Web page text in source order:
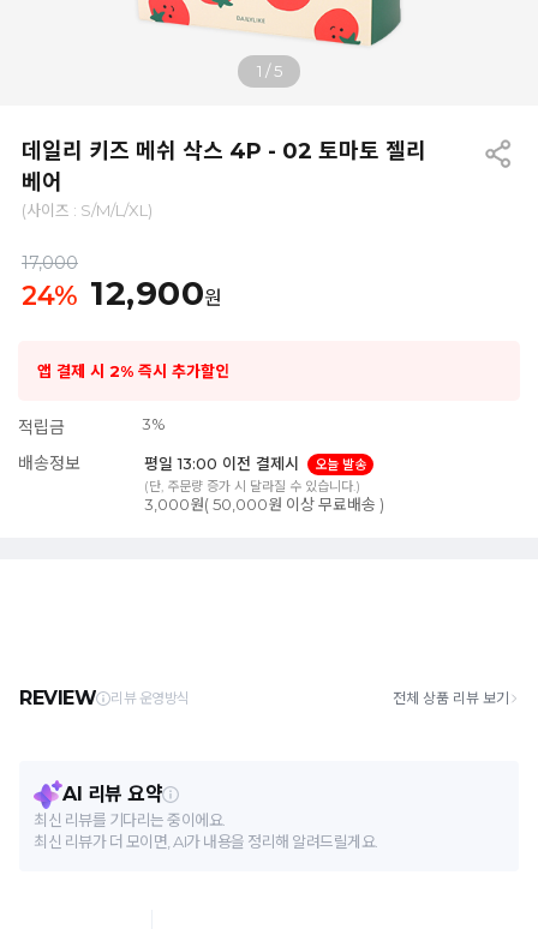
1 /5
데일리 키즈 메쉬 삭스 4P - 02 토마토 젤리
베어
(사이즈 : S/M/L/XL)
17,000
24% 12,900원
앱 결제 시 2% 즉시 추가할인
적립금 3%
배송정보 평일 13:00 이전 결제시
오늘 발송
(단, 주문량 증가 시 달라질 수 있습니다.)
3,000원( 50,000원 이상 무료배송 )